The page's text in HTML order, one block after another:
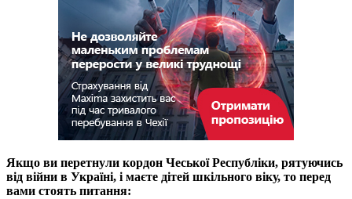
Якщо ви перетнули кордон Чеської Республіки, рятуючись
від війни в Україні, і маєте дітей шкільного віку, то перед
вами стоять питання: